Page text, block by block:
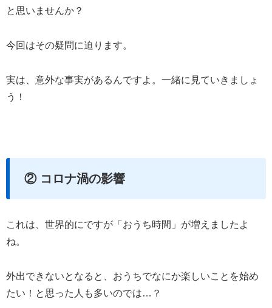
と思いませんか？
今回はその疑問に迫ります。
実は、意外な事実があるんですよ。一緒に見ていきましょ
う！
② コロナ渦の影響
これは、世界的にですが「おうち時間」が増えましたよ
ね。
外出できないとなると、おうちでなにか楽しいことを始め
たい！と思った人も多いのでは…？